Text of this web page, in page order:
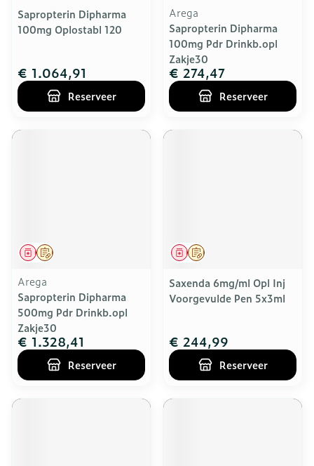
Sapropterin Dipharma
100mg Oplostabl 120
€ 1.064,91
Reserveer
Arega
Sapropterin Dipharma
100mg Pdr Drinkb.opl
Zakje30
€ 274,47
Reserveer
Op voorschrift
Geneesmiddel
Arega
Sapropterin Dipharma
500mg Pdr Drinkb.opl
Zakje30
€ 1.328,41
Reserveer
Op voorschrift
Geneesmiddel
Saxenda 6mg/ml Opl Inj
Voorgevulde Pen 5x3ml
€ 244,99
Reserveer